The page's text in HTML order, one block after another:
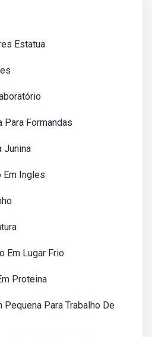
Estatua
Formandas
Junina
Em Ingles
Em Lugar Frio
Proteina
Pequena Para Trabalho De